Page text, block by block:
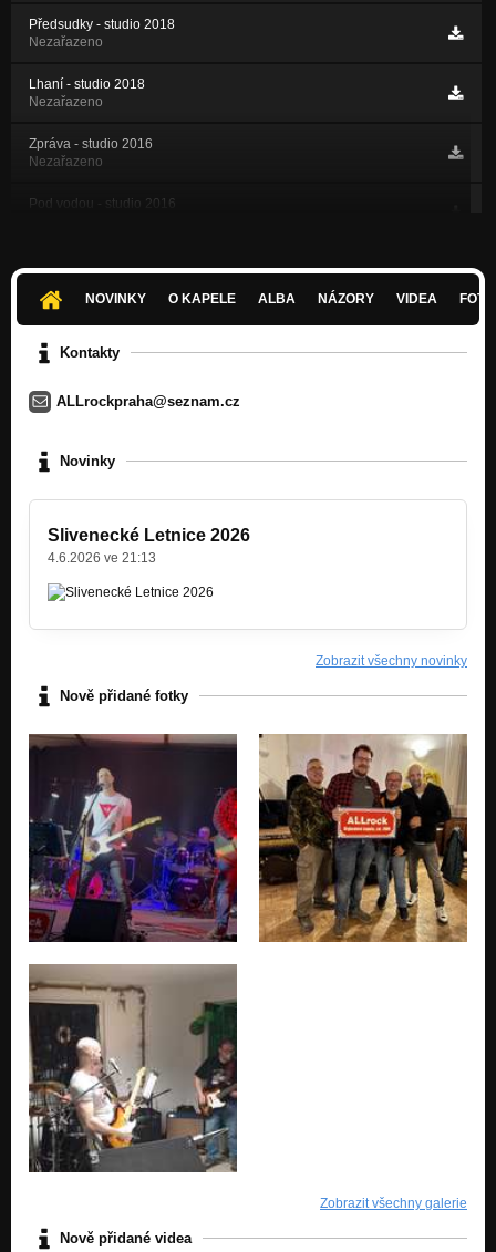
Předsudky - studio 2018
Nezařazeno
Lhaní - studio 2018
Nezařazeno
Zpráva - studio 2016
Nezařazeno
Pod vodou - studio 2016
Kolik času
Nezařazeno
Nezařazeno
Nezařazeno
Neznámá známá
NOVINKY O KAPELE ALBA NÁZORY VIDEA
Kontakty
ALLrockpraha@seznam.cz
Novinky
Slivenecké Letnice 2026
4.6.2026 ve 21:13
Zobrazit všechny novinky
Nově přidané fotky
Zobrazit všechny galerie
Nově přidané videa